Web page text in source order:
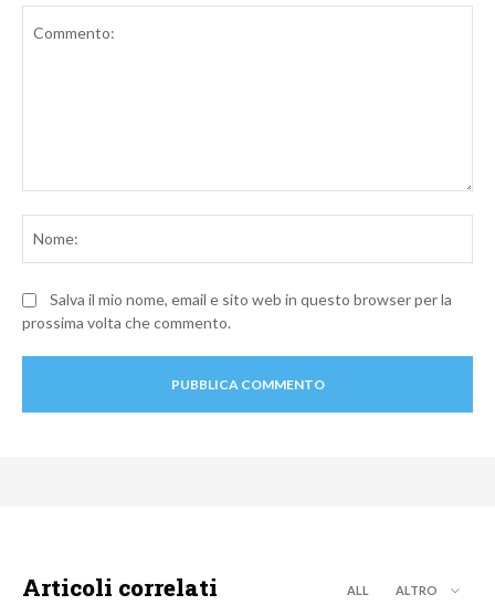
Salva il mio nome, email e sito web in questo browser per la
prossima volta che commento.
Articoli correlati ALL ALTRO